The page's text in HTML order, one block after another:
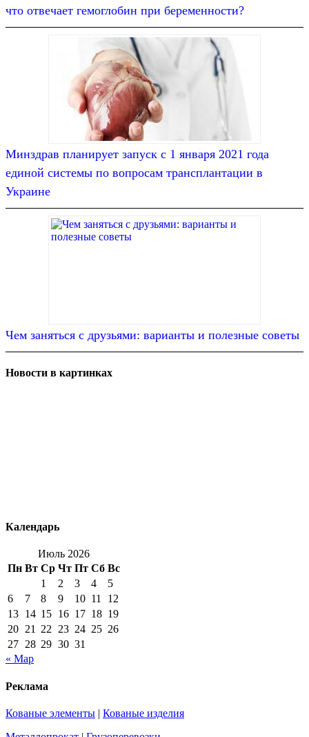
что отвечает гемоглобин при беременности?
Минздрав планирует запуск с 1 января 2021 года
единой системы по вопросам трансплантации в
Украине
Чем заняться с друзьями: варианты и полезные советы
Новости в картинках
Календарь
Июль 2026
Пн Вт Ср Чт Пт Сб Вс
1
2 3 4
5
6
7 8 9 10 11
12
13 14 15 16 17 18 19
20 21 22 23 24 25 26
27 28 29 30 31
« Мар
Реклама
Кованые элементы | Кованые изделия